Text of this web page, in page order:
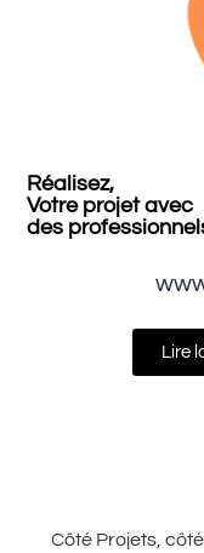
Réalisez,
Votre projet avec
des
Lire
Côté Projets, côté